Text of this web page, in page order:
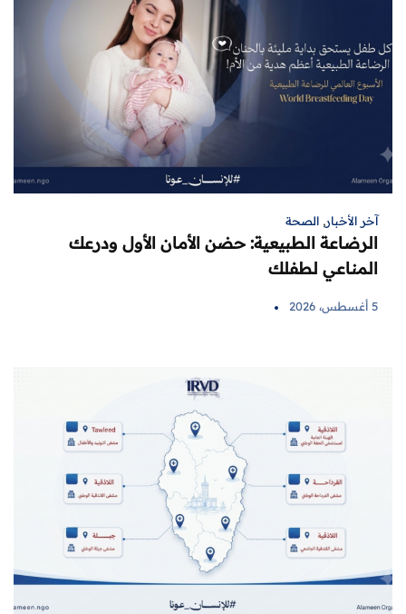
آخر الأخبار, الصحة
الرضاعة الطبيعية: حضن الأمان الأول ودرعك
المناعي لطفلك
5 أغسطس، 2026